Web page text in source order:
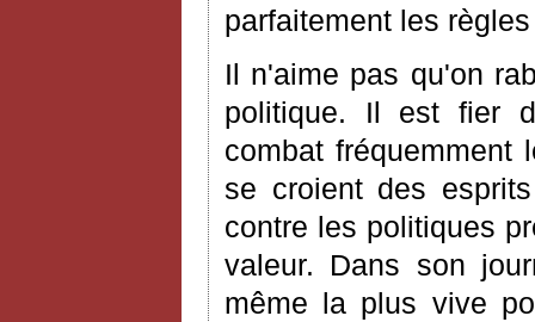
parfaitement les
Il n'aime pas qu'on
politique. Il est fier
combat
se croient des
contre les politiques
valeur. Dans son
même la plus vive